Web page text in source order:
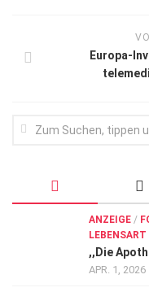
Europa-
ANZEIGE /
LEBENSART
,,Die
APR. 1, 2026